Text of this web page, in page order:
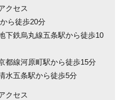
クセス
ら徒歩20分
下鉄烏丸線五条駅から徒歩10
都線河原町駅から徒歩15分
水五条駅から徒歩5分
クセス